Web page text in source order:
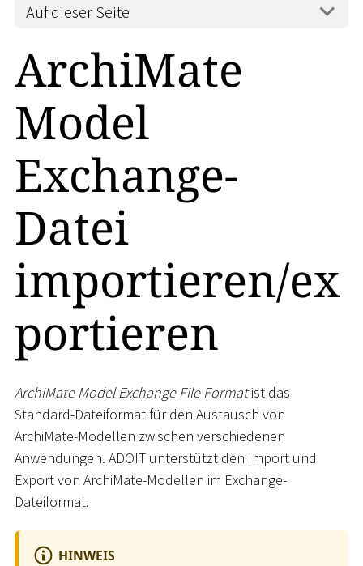
Auf dieser Seite
ArchiMate
Model
Exchange-
Datei
importieren/ex
portieren
ArchiMate Model Exchange File Formatist das
Standard-Dateiformat für den Austausch von
ArchiMate-Modellen zwischen verschiedenen
Anwendungen. ADOIT unterstützt den Import und
Export von ArchiMate-Modellen im Exchange-
Dateiformat.
HINWEIS